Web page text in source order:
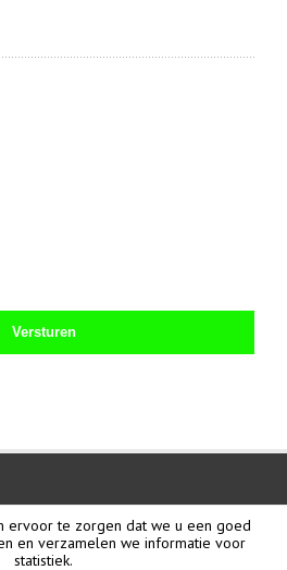
ervoor te zorgen dat we u een goed
en verzamelen we informatie voor
statistiek.